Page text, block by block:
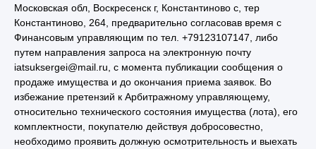
Московская обл, Воскресенск г, Константиново с, тер
Константиново, 264, предварительно согласовав время с
Финансовым управляющим по тел. +79123107147, либо
путем направления запроса на электронную почту
iatsuksergei@mail.ru, с момента публикации сообщения о
продаже имущества и до окончания приема заявок. Во
избежание претензий к Арбитражному управляющему,
относительно технического состояния имущества (лота), его
комплектности, покупателю действуя добросовестно,
необходимо проявить должную осмотрительность и выехать